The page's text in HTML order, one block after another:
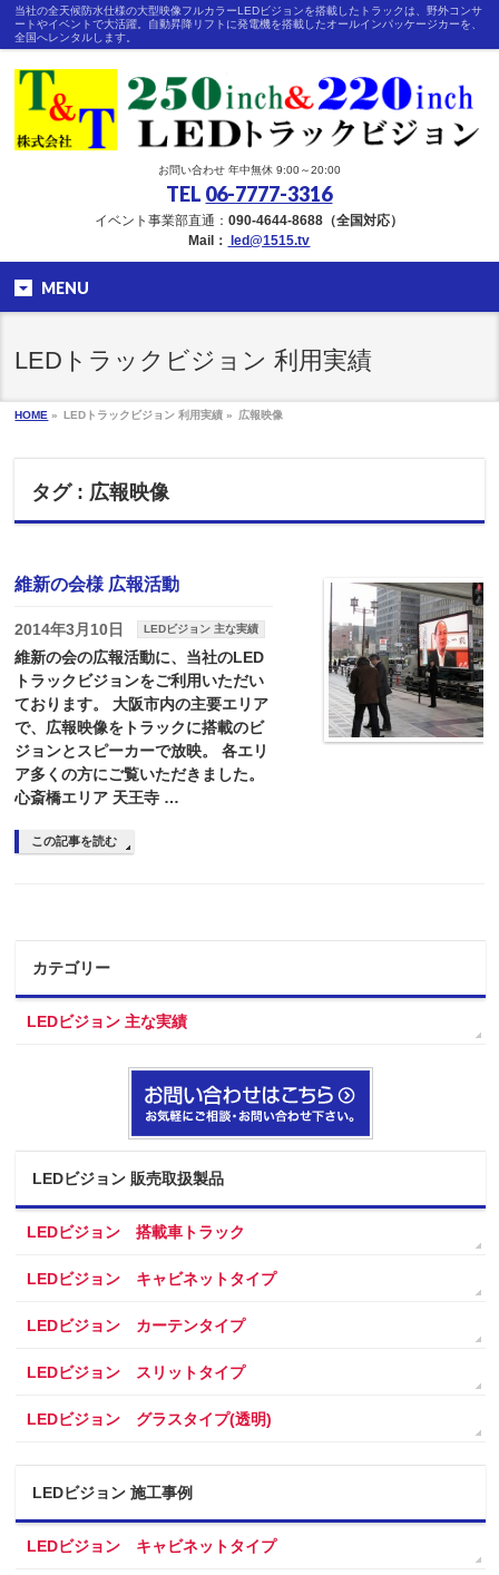
当社の全天候防水仕様の大型映像フルカラーLEDビジョンを搭載したトラックは、野外コンサ
ートやイベントで大活躍。自動昇降リフトに発電機を搭載したオールインパッケージカーを、
全国へレンタルします。
お問い合わせ 年中無休 9:00～20:00
TEL 06-7777-3316
イベント事業部直通：090-4644-8688（全国対応）
Mail：
led@1515.tv
MENU
LEDトラックビジョン 利用実績
HOME » LEDトラックビジョン 利用実績 » 広報映像
タグ : 広報映像
維新の会様 広報活動
2014年3月10日 LEDビジョン 主な実績
維新の会の広報活動に、当社のLED
トラックビジョンをご利用いただい
ております。 大阪市内の主要エリア
で、広報映像をトラックに搭載のビ
ジョンとスピーカーで放映。 各エリ
ア多くの方にご覧いただきました。
心斎橋エリア 天王寺 …
この記事を読む
カテゴリー
LEDビジョン 主な実績
LEDビジョン 販売取扱製品
LEDビジョン 搭載車トラック
LEDビジョン キャビネットタイプ
LEDビジョン カーテンタイプ
LEDビジョン スリットタイプ
LEDビジョン グラスタイプ(透明)
LEDビジョン 施工事例
LEDビジョン キャビネットタイプ